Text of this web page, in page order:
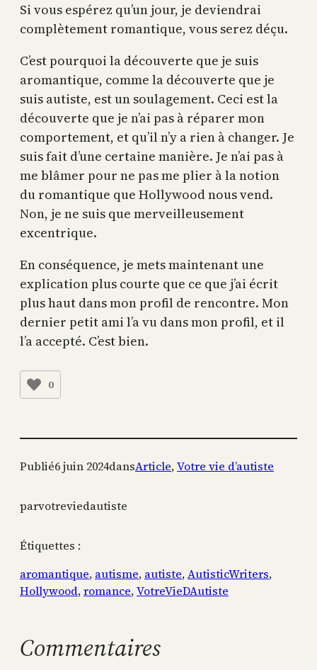
Si vous espérez qu’un jour, je deviendrai
complètement romantique, vous serez déçu.
C’est pourquoi la découverte que je suis
aromantique, comme la découverte que je
suis autiste, est un soulagement. Ceci est la
découverte que je n’ai pas à réparer mon
comportement, et qu’il n’y a rien à changer. Je
suis fait d’une certaine manière. Je n’ai pas à
me blâmer pour ne pas me plier à la notion
du romantique que Hollywood nous vend.
Non, je ne suis que merveilleusement
excentrique.
En conséquence, je mets maintenant une
explication plus courte que ce que j’ai écrit
plus haut dans mon profil de rencontre. Mon
dernier petit ami l’a vu dans mon profil, et il
l’a accepté. C’est bien.
0
Publié6 juin 2024dansArticle, Votre vie d’autiste
parvotreviedautiste
Étiquettes :
aromantique, autisme, autiste, AutisticWriters
Hollywood, romance, VotreVieDAutiste
Commentaires